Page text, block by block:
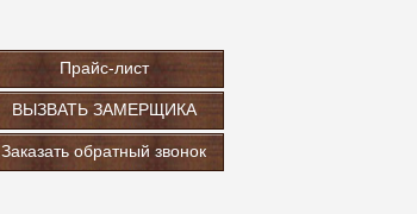
Прайс-лист
ВЫЗВАТЬ ЗАМЕРЩИКА
Заказать обратный звонок